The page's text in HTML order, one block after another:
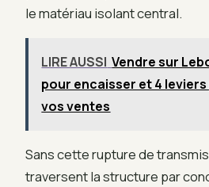
le matériau isolant central.
LIRE AUSSI Vendre sur
pour encaisser et 4
vos ventes
Sans cette rupture de
traversent la structure par